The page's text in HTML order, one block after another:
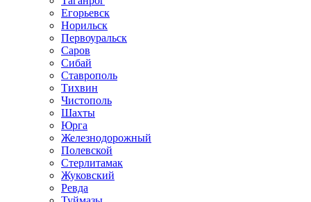
Егорьевск
Норильск
Первоуральск
Саров
Сибай
Ставрополь
Тихвин
Чистополь
Шахты
Юрга
Железнодорожный
Полевской
Стерлитамак
Жуковский
Ревда